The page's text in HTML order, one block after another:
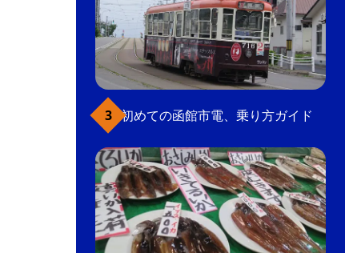
初めての函館市電、乗り方ガイド